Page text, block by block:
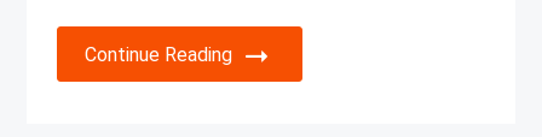
Continue Reading